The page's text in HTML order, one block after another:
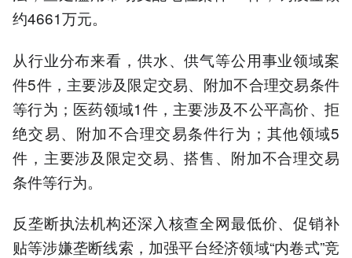
约4661万元。
从行业分布来看，供水、供气等公用事业领域案
件5件，主要涉及限定交易、附加不合理交易条件
等行为；医药领域1件，主要涉及不公平高价、拒
绝交易、附加不合理交易条件行为；其他领域5
件，主要涉及限定交易、搭售、附加不合理交易
条件等行为。
反垄断执法机构还深入核查全网最低价、促销补
贴等涉嫌垄断线索，加强平台经济领域“内卷式”竞